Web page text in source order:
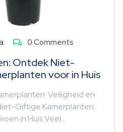
0 Comments
Ontdek Niet-
voor in Huis
Veiligheid en
Giftige Kamerplanten:
in Huis Veel…